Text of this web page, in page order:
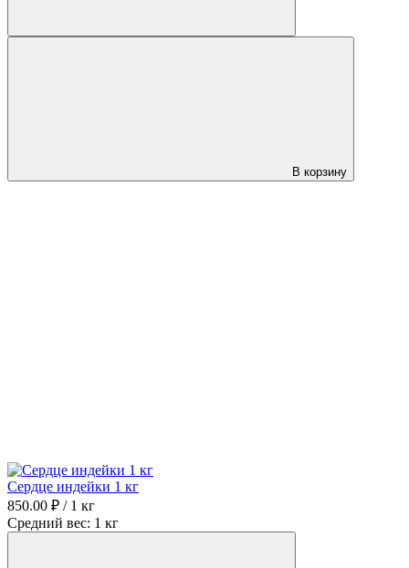
В корзину
Сердце индейки 1 кг
850.00 ₽ / 1 кг
Средний вес: 1 кг